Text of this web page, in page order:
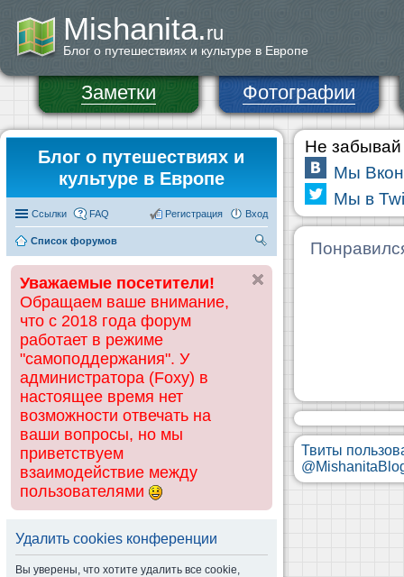
Mishanita.ru
Блог о путешествиях и культуре в Европе
Заметки Фотографии
Блог о путешествиях и
культуре в Европе
Ссылки FAQ Вход
Регистрация
Список форумов
ск
Уважаемые посетители!
Обращаем ваше внимание,
что с 2018 года форум
работает в режиме
"самоподдержания". У
администратора (Foxy) в
настоящее время нет
возможности отвечать на
ваши вопросы, но мы
приветствуем
взаимодействие между
пользователями
Удалить cookies конференции
Вы уверены, что хотите удалить все cookie,
Не забывай
Мы
Мы в
Твиты